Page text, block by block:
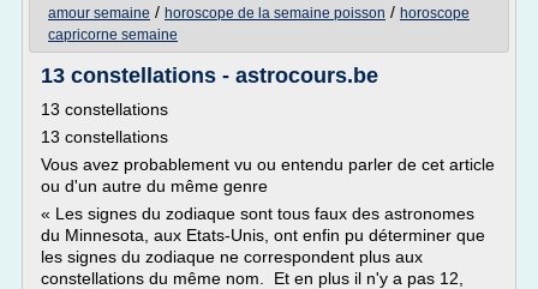
amour semaine / horoscope de la semaine poisson / horoscope
capricorne semaine
13 constellations - astrocours.be
13 constellations
13 constellations
Vous avez probablement vu ou entendu parler de cet article
ou d'un autre du même genre
« Les signes du zodiaque sont tous faux des astronomes
du Minnesota, aux Etats-Unis, ont enfin pu déterminer que
les signes du zodiaque ne correspondent plus aux
constellations du même nom. Et en plus il n'y a pas 12,